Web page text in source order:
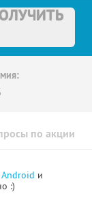
по акции
Android и
:)